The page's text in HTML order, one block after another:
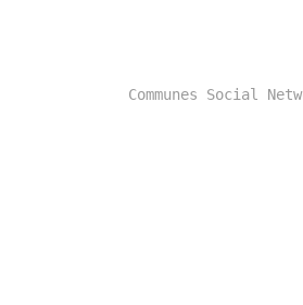
Communes Social